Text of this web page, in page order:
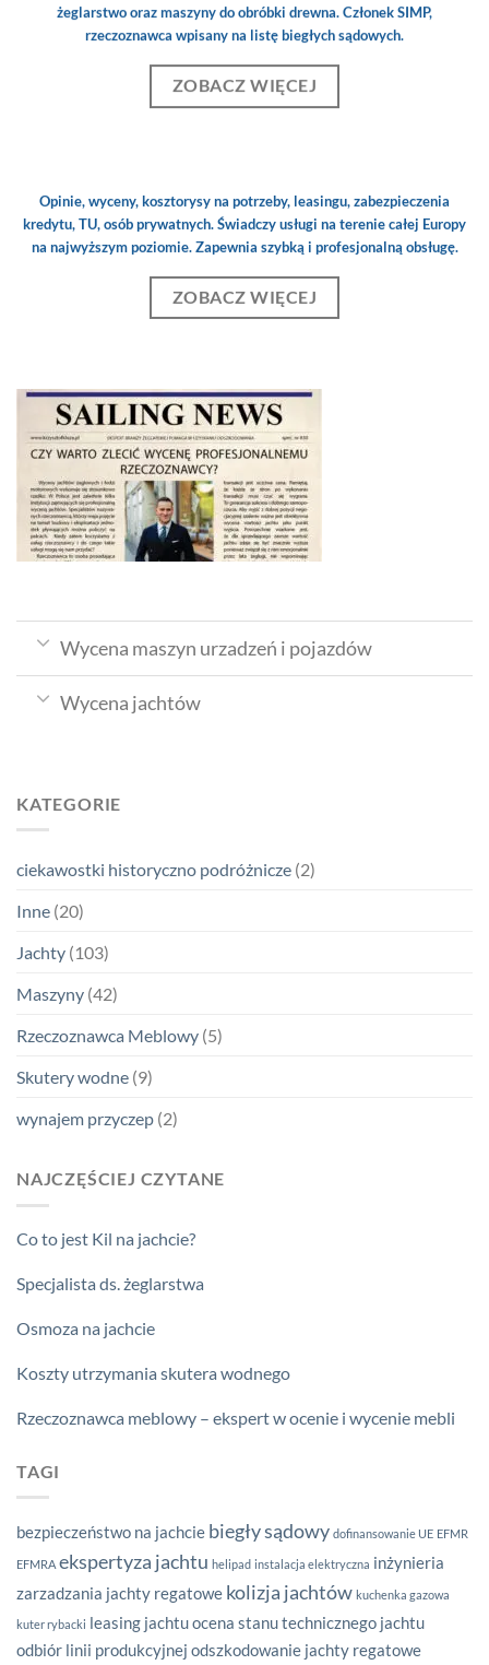
żeglarstwo oraz maszyny do obróbki drewna. Członek SIMP,
rzeczoznawca wpisany na listę biegłych sądowych.
ZOBACZ WIĘCEJ
Opinie, wyceny, kosztorysy na potrzeby, leasingu, zabezpieczenia
kredytu, TU, osób prywatnych. Świadczy usługi na terenie całej Europy
na najwyższym poziomie. Zapewnia szybką i profesjonalną obsługę.
ZOBACZ WIĘCEJ
Wycena maszyn urzadzeń i pojazdów
Wycena jachtów
KATEGORIE
ciekawostki historyczno podróżnicze (2)
Inne (20)
Jachty (103)
Maszyny (42)
Rzeczoznawca Meblowy (5)
Skutery wodne (9)
wynajem przyczep (2)
NAJCZĘŚCIEJ CZYTANE
Co to jest Kil na jachcie?
Specjalista ds. żeglarstwa
Osmoza na jachcie
Koszty utrzymania skutera wodnego
Rzeczoznawca meblowy – ekspert w ocenie i wycenie mebli
TAGI
bezpieczeństwo na jachcie biegły sądowy dofinansowanie UE EFMR
EFMRA ekspertyza jachtu helipad instalacja elektryczna inżynieria
zarzadzania jachty regatowe kolizja jachtów kuchenka gazowa
kuter rybacki leasing jachtuocena stanu technicznego jachtu
odbiór linii produkcyjnej odszkodowanie jachty regatowe